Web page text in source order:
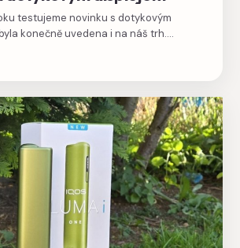
testujeme novinku s dotykovým
konečně uvedena i na náš trh.
vylepšené nahřívání náplní.